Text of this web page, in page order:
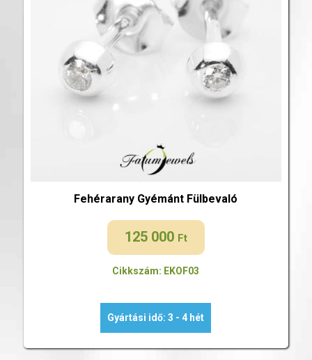
Fehérarany Gyémánt Fülbevaló
125 000 Ft
Cikkszám: EKOF03
Gyártási idő: 3 - 4 hét